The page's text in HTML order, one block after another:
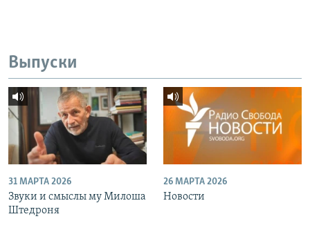
Выпуски
31 МАРТА 2026
Звуки и смыслы му Милоша
Штедроня
26 МАРТА 2026
Новости